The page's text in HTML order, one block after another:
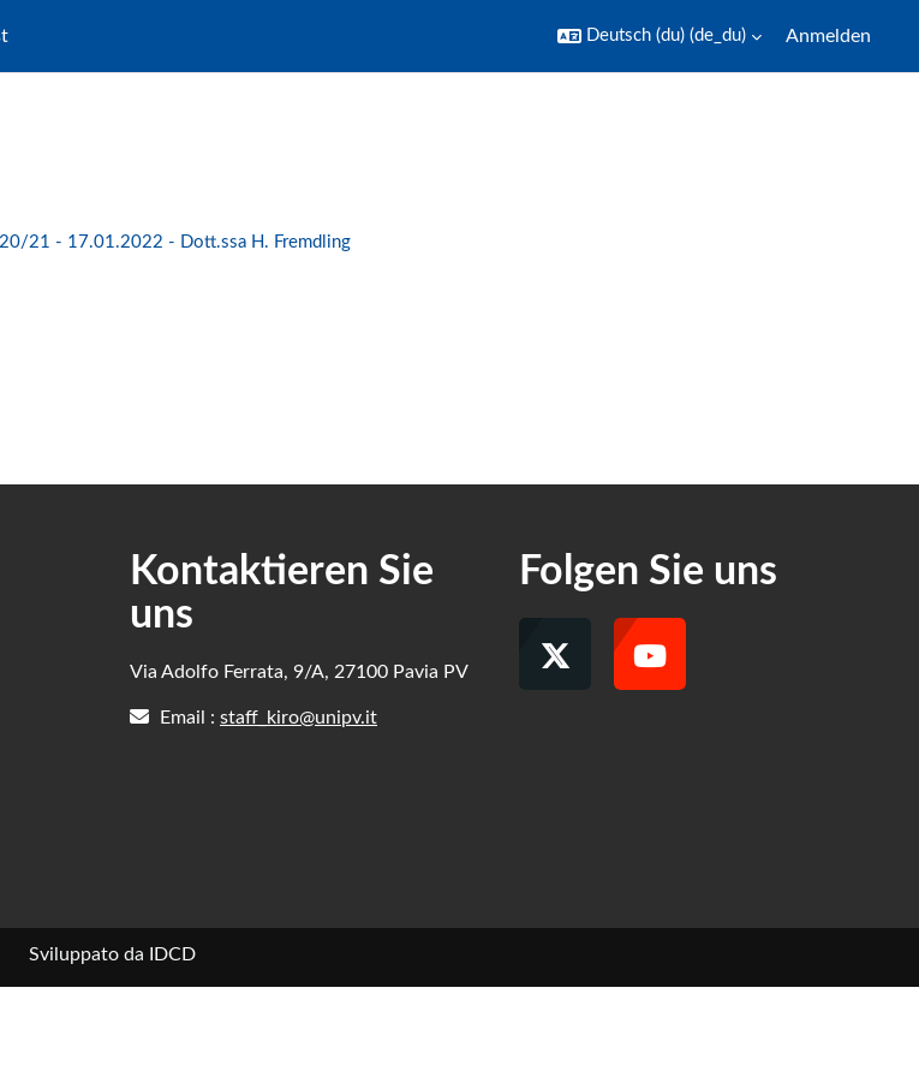
Deutsch (du) ‎(de_du)‎ Anmelden
21 - 17.01.2022 - Dott.ssa H. Fremdling
Kontaktieren Sie
uns
Via Adolfo Ferrata, 9/A, 27100 Pavia PV
Email : staff_kiro@unipv.it
Folgen Sie uns
Sviluppato da IDCD